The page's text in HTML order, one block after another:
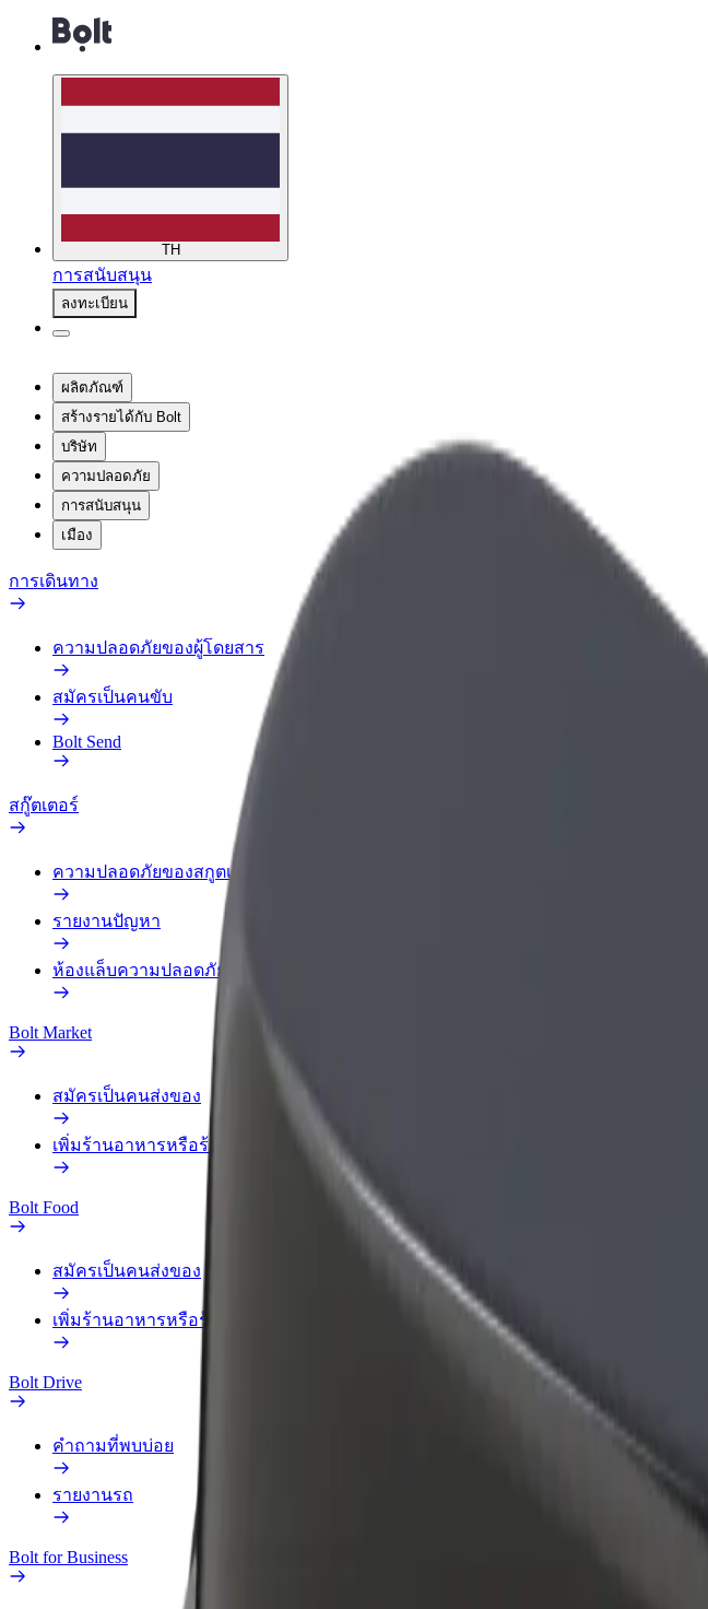
TH
การสนับสนุน
ลงทะเบียน
ผลิตภัณฑ์
สร้างรายได้กับ Bolt
บริษัท
ความปลอดภัย
การสนับสนุน
เมือง
การเดินทาง
ความปลอดภัยของผู้โดยสาร
สมัครเป็นคนขับ
Bolt Send
สกู๊ตเตอร์
ความปลอดภัยของสกูตเตอร์
รายงานปัญหา
ห้องแล็บความปลอดภัย
Bolt Market
สมัครเป็นคนส่งของ
เพิ่มร้านอาหารหรือร้านค้า
Bolt Food
สมัครเป็นคนส่งของ
เพิ่มร้านอาหารหรือร้านค้า
Bolt Drive
คำถามที่พบบ่อย
รายงานรถ
Bolt for Business